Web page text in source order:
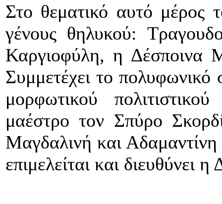
Στο θεματικό αυτό μέρος
γένους θηλυκού:
Καργιοφύλη, η Δέσποινα
Συμμετέχει το
μορφωτικού
μαέστρο τον Σπύρο
Μαγδαλινή και
επιμελείται και